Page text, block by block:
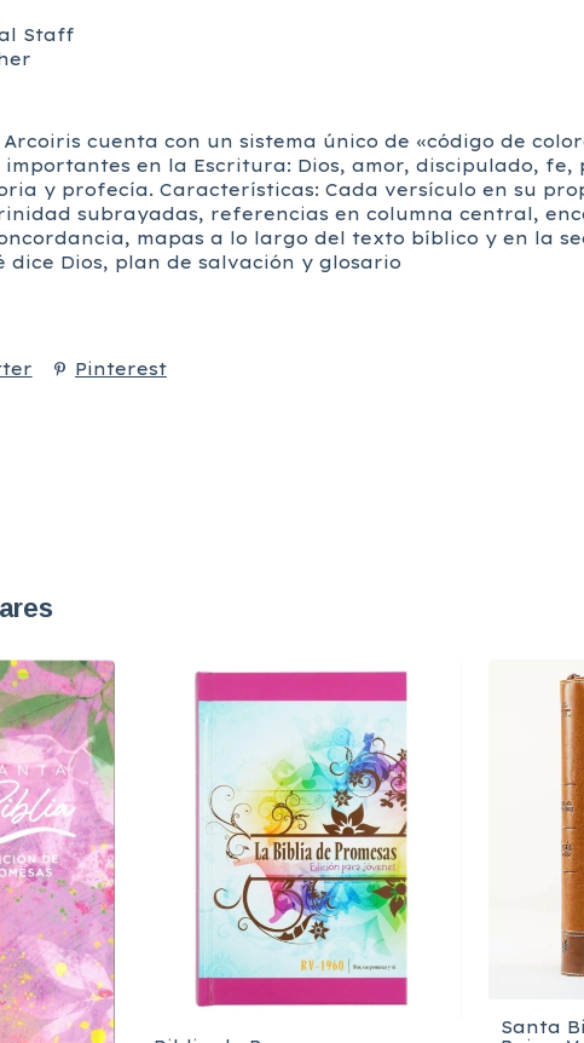
Staff
cuenta con un sistema único de «código de
en la Escritura: Dios, amor, discipulado,
y profecía. Características: Cada versículo en su
subrayadas, referencias en columna central,
mapas a lo largo del texto bíblico y en la
dice Dios, plan de salvación y glosario
Pinterest
Santa